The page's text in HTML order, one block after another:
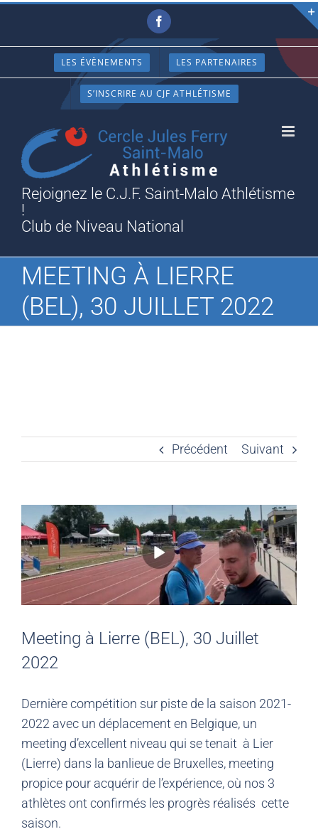
Passer
contenu
Facebook
LES ÉVÈNEMENTS LES PARTENAIRES
S’INSCRIRE AU CJF ATHLÉTISME
Rejoignez le C.J.F. Saint-Malo Athlétisme
!
Club de Niveau National
MEETING À LIERRE
(BEL), 30 JUILLET 2022
Précédent Suivant
Meeting à Lierre (BEL), 30 Juillet
2022
Dernière compétition sur piste de la saison 2021-
2022 avec un déplacement en Belgique, un
meeting d’excellent niveau qui se tenait à Lier
(Lierre) dans la banlieue de Bruxelles, meeting
propice pour acquérir de l’expérience, où nos 3
athlètes ont confirmés les progrès réalisés cette
saison.